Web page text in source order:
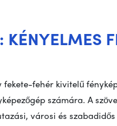
fehér kivitelű
számára. A
városi és szabadidős